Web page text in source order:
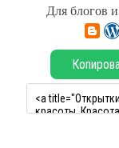
Для блогов